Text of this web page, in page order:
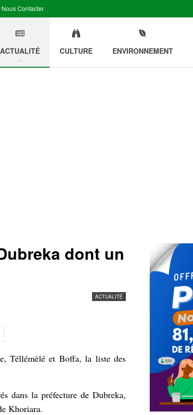
Nous Contacter
ACTUALITÉ CULTURE ENVIRONNEMENT
dont un
ACTUALITÉ
Téllémèlé et Boffa, la liste des
dans la préfecture de Dubreka,
Khoriara.